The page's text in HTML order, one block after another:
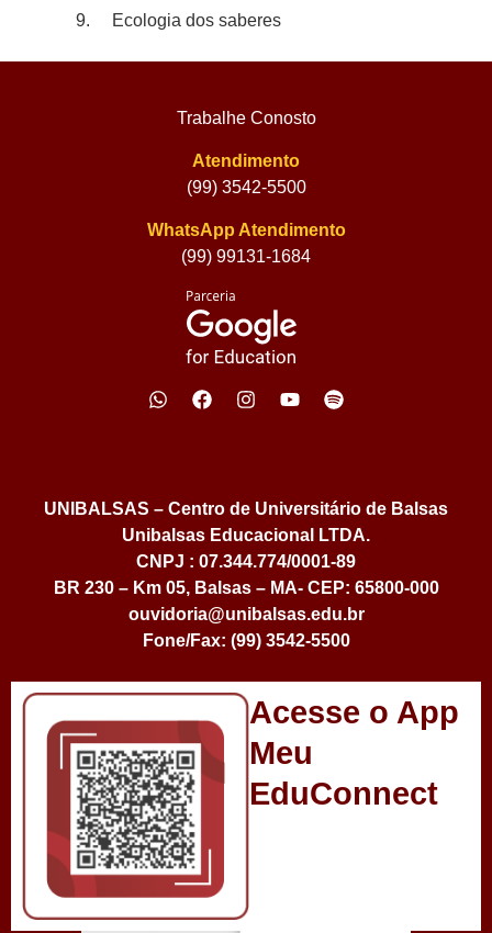
9. Ecologia dos saberes
Trabalhe Conosto
Atendimento
(99) 3542-5500
WhatsApp Atendimento
(99) 99131-1684
UNIBALSAS – Centro de Universitário de Balsas
Unibalsas Educacional LTDA.
CNPJ : 07.344.774/0001-89
BR 230 – Km 05, Balsas – MA- CEP: 65800-000
ouvidoria@unibalsas.edu.br
Fone/Fax: (99) 3542-5500
Acesse o App
Meu
EduConnect